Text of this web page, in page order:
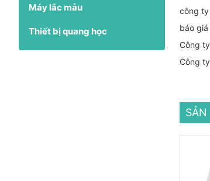
Máy lắc mẫu
Thiết bị quang học
công
báo
Công
Công
SẢN